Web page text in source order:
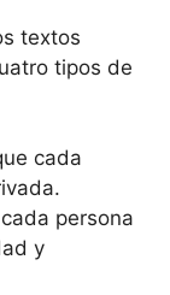
textos
tipos de
cada
persona
y